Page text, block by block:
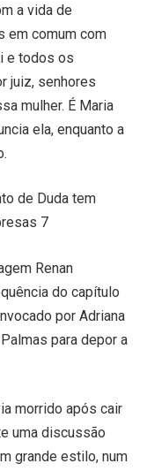
a vida de
em comum com
e todos os
juiz, senhores
mulher. É Maria
ela, enquanto a
Renan
do capítulo
por Adriana
para depor a
morrido após cair
uma discussão
grande estilo, num